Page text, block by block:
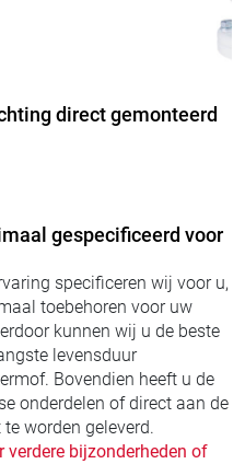
magneetklep en
gespecificeerd voor
specificeren wij voor u,
toebehoren voor uw
kunnen wij u de beste
levensduur
Bovendien heeft u de
onderdelen of direct aan de
worden geleverd.
verdere bijzonderheden of